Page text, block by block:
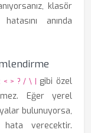
klasör
anında
< > ? / \ |
gibi özel
Eğer yerel
bulunuyorsa,
hata verecektir.